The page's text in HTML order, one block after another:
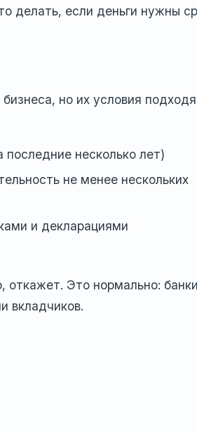
делать, если деньги нужны
но их условия
несколько лет)
не менее нескольких
и декларациями
откажет. Это нормально:
вкладчиков.